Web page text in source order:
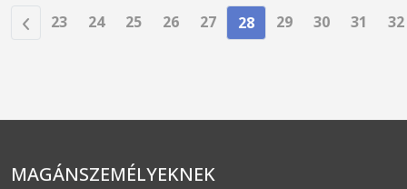
23 24 25 26 27 28 29 30 31 32
MAGÁNSZEMÉLYEKNEK